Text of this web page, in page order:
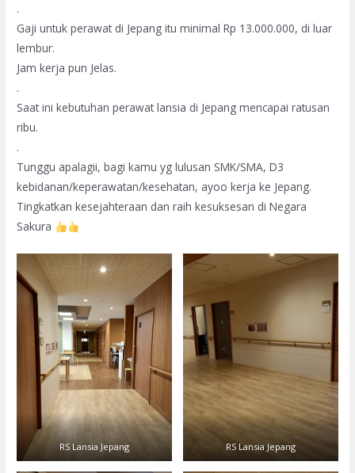
.
Gaji untuk perawat di Jepang itu minimal Rp 13.000.000, di luar
lembur.
Jam kerja pun Jelas.
.
Saat ini kebutuhan perawat lansia di Jepang mencapai ratusan
ribu.
.
Tunggu apalagii, bagi kamu yg lulusan SMK/SMA, D3
kebidanan/keperawatan/kesehatan, ayoo kerja ke Jepang.
Tingkatkan kesejahteraan dan raih kesuksesan di Negara
Sakura
RS Lansia Jepang RS Lansia Jepang